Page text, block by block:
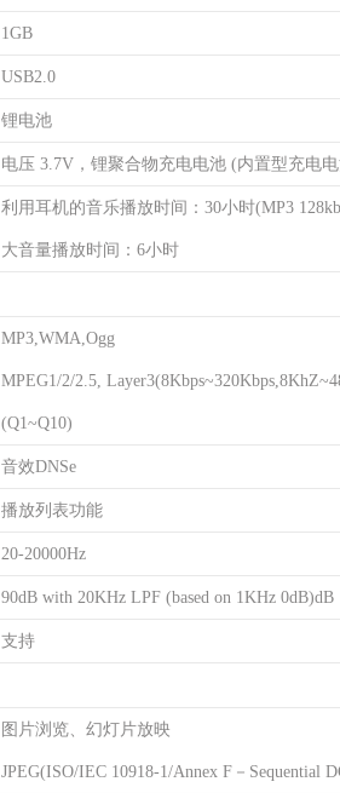
1GB
USB2.0
锂电池
电压 3.7V，锂聚合物充电电池 (内置型充电
利用耳机的音乐播放时间：30小时(MP3
大音量播放时间：6小时
MP3,WMA,Ogg
MPEG1/2/2.5,
(Q1~Q10)
音效DNSe
播放列表功能
20-20000Hz
90dB with 20KHz LPF (based on 1KHz 0dB)dB
支持
图片浏览、幻灯片放映
JPEG(ISO/IEC 10918-1/Annex F－Sequential